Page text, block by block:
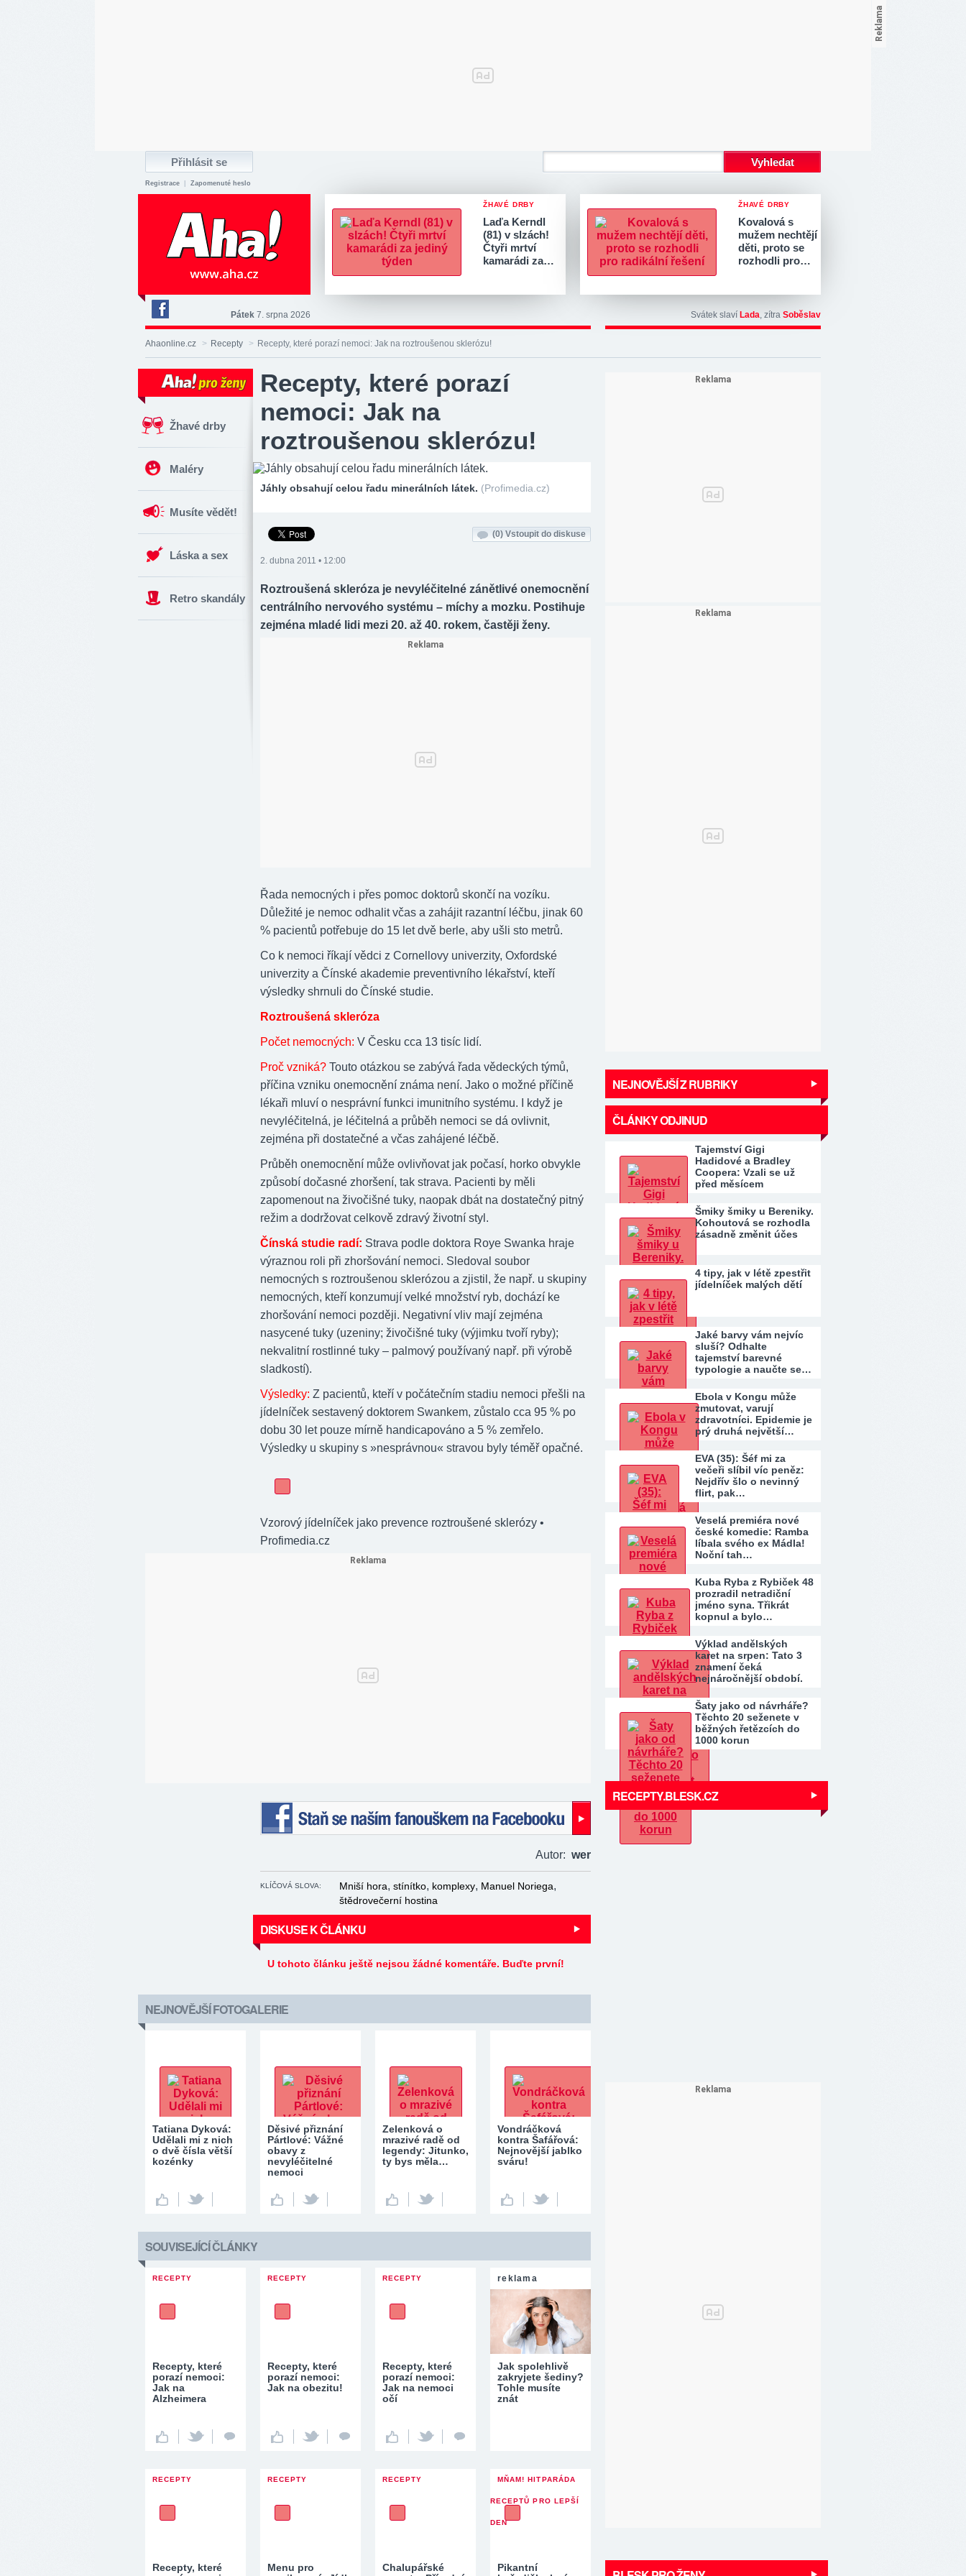
Registrace Zapomenuté heslo
ŽHAVÉ DRBY
Laďa Kerndl
(81) v slzách!
Čtyři mrtví
kamarádi za…
ŽHAVÉ DRBY
Kovalová s
mužem nechtějí
děti, proto se
rozhodli pro…
Deník
Aha!
na
Pátek 7. srpna 2026 Svátek slaví Lada, zítra Soběslav
Ahaonline.cz > Recepty > Recepty, které porazí nemoci: Jak na roztroušenou sklerózu!
Žhavé drby
Maléry
Musíte vědět!
Láska a sex
Retro skandály
Recepty, které porazí
nemoci: Jak na
roztroušenou sklerózu!
Jáhly obsahují celou řadu minerálních látek. (Profimedia.cz)
(0) Vstoupit do diskuse
2. dubna 2011 • 12:00
Roztroušená skleróza je nevyléčitelné zánětlivé onemocnění
centrálního nervového systému – míchy a mozku. Postihuje
zejména mladé lidi mezi 20. až 40. rokem, častěji ženy.
Řada nemocných i přes pomoc doktorů skončí na vozíku.
Důležité je nemoc odhalit včas a zahájit razantní léčbu, jinak 60
% pacientů potřebuje do 15 let dvě berle, aby ušli sto metrů.
Co k nemoci říkají vědci z Cornellovy univerzity, Oxfordské
univerzity a Čínské akademie preventivního lékařství, kteří
výsledky shrnuli do Čínské studie.
Roztroušená skleróza
Počet nemocných: V Česku cca 13 tisíc lidí.
Proč vzniká? Touto otázkou se zabývá řada vědeckých týmů,
příčina vzniku onemocnění známa není. Jako o možné příčině
lékaři mluví o nesprávní funkci imunitního systému. I když je
nevyléčitelná, je léčitelná a průběh nemoci se dá ovlivnit,
zejména při dostatečné a včas zahájené léčbě.
Průběh onemocnění může ovlivňovat jak počasí, horko obvykle
způsobí dočasné zhoršení, tak strava. Pacienti by měli
zapomenout na živočišné tuky, naopak dbát na dostatečný pitný
režim a dodržovat celkově zdravý životní styl.
Čínská studie radí: Strava podle doktora Roye Swanka hraje
výraznou roli při zhoršování nemoci. Sledoval soubor
nemocných s roztroušenou sklerózou a zjistil, že např. u skupiny
nemocných, kteří konzumují velké množství ryb, dochází ke
zhoršování nemoci později. Negativní vliv mají zejména
nasycené tuky (uzeniny; živočišné tuky (výjimku tvoří ryby);
nekvalitní rostlinné tuky – palmový používaný např. při výrobě
sladkostí).
Výsledky: Z pacientů, kteří v počátečním stadiu nemoci přešli na
jídelníček sestavený doktorem Swankem, zůstalo cca 95 % po
dobu 30 let pouze mírně handicapováno a 5 % zemřelo.
Výsledky u skupiny s »nesprávnou« stravou byly téměř opačné.
Vzorový jídelníček jako prevence roztroušené sklerózy •
Profimedia.cz
Autor: wer
KLÍČOVÁ SLOVA: Mniší hora, stínítko, komplexy, Manuel Noriega,
štědrovečerní hostina
DISKUSE K ČLÁNKU
U tohoto článku ještě nejsou žádné komentáře. Buďte první!
NEJNOVĚJŠÍ FOTOGALERIE
Tatiana Dyková:
Udělali mi z nich
o dvě čísla větší
kozénky
Děsivé přiznání
Pártlové: Vážné
obavy z
nevyléčitelné
nemoci
Zelenková o
mrazivé radě od
legendy: Jitunko,
ty bys měla…
Vondráčková
kontra Šafářová:
Nejnovější jablko
sváru!
SOUVISEJÍCÍ ČLÁNKY
RECEPTY
Recepty, které
porazí nemoci:
Jak na
Alzheimera
RECEPTY
Recepty, které
porazí nemoci:
Jak na obezitu!
RECEPTY
Recepty, které
porazí nemoci:
Jak na nemoci
očí
reklama
Jak spolehlivě
zakryjete šediny?
Tohle musíte
znát
RECEPTY
Recepty, které
RECEPTY
Menu pro
RECEPTY
Chalupářské
MŇAM! HITPARÁDA
RECEPTŮ PRO LEPŠÍ
DEN
Pikantní
NEJNOVĚJŠÍ Z RUBRIKY
ČLÁNKY ODJINUD
Tajemství Gigi
Hadidové a Bradley
Coopera: Vzali se už
před měsícem
Šmiky šmiky u Bereniky.
Kohoutová se rozhodla
zásadně změnit účes
4 tipy, jak v létě zpestřit
jídelníček malých dětí
Jaké barvy vám nejvíc
sluší? Odhalte
tajemství barevné
typologie a naučte se…
Ebola v Kongu může
zmutovat, varují
zdravotníci. Epidemie je
prý druhá největší…
EVA (35): Šéf mi za
večeři slíbil víc peněz:
Nejdřív šlo o nevinný
flirt, pak…
Veselá premiéra nové
české komedie: Ramba
líbala svého ex Mádla!
Noční tah…
Kuba Ryba z Rybiček 48
prozradil netradiční
jméno syna. Třikrát
kopnul a bylo…
Výklad andělských
karet na srpen: Tato 3
znamení čeká
nejnáročnější období.
Šaty jako od návrháře?
Těchto 20 seženete v
běžných řetězcích do
1000 korun
RECEPTY.BLESK.CZ